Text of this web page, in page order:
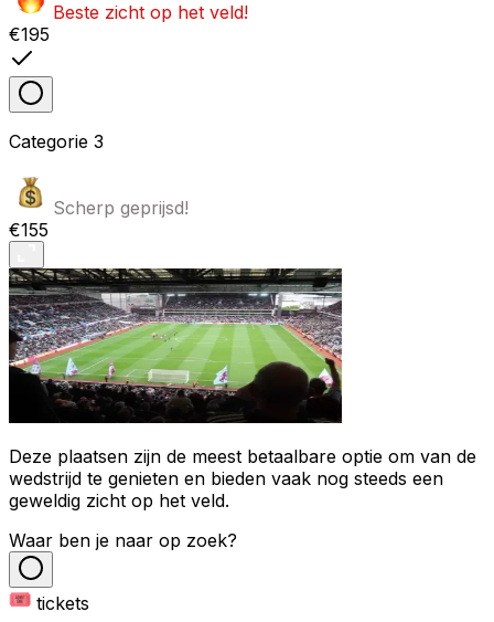
Beste zicht op het veld!
€195
Categorie 3
Scherp geprijsd!
€155
Deze plaatsen zijn de meest betaalbare optie om van de
wedstrijd te genieten en bieden vaak nog steeds een
geweldig zicht op het veld.
Waar ben je naar op zoek?
tickets